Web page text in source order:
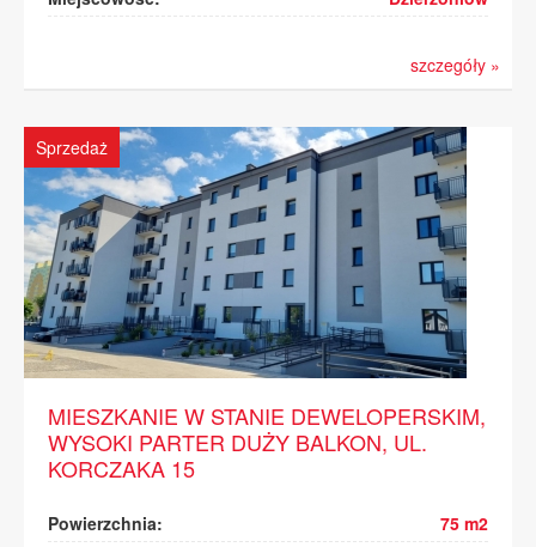
szczegóły »
Sprzedaż
MIESZKANIE W STANIE DEWELOPERSKIM,
WYSOKI PARTER DUŻY BALKON, UL.
KORCZAKA 15
Powierzchnia:
75 m2